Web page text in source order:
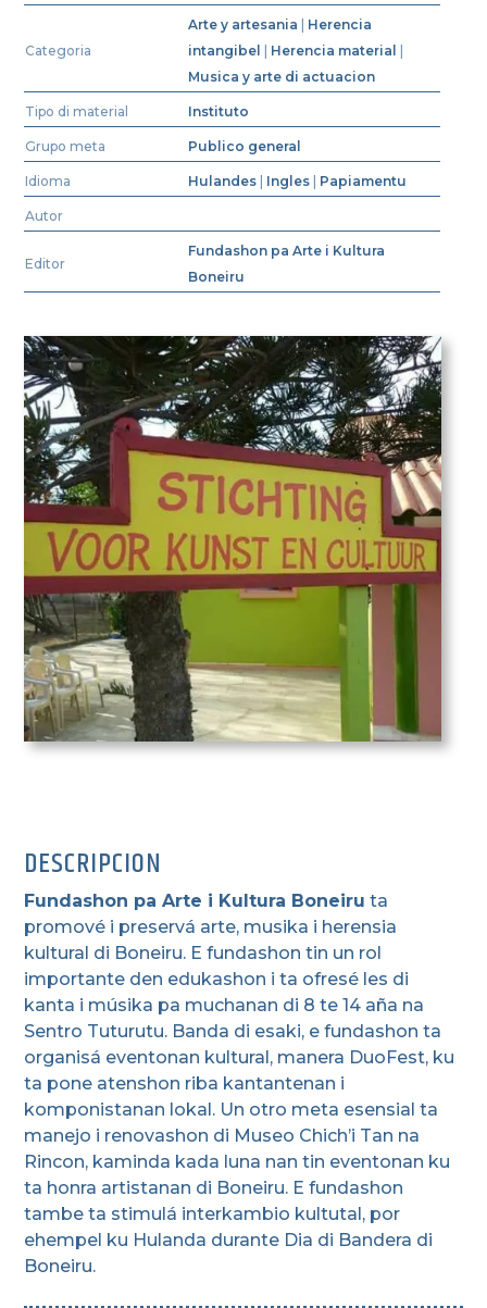
Categoria
Arte y artesania
Herencia
intangibel
Herencia material
Musica y arte di actuacion
Tipo di material Instituto
Grupo meta Publico general
Idioma Hulandes Ingles Papiamentu
Autor
Editor
Fundashon pa Arte i Kultura
Boneiru
DESCRIPCION
Fundashon pa Arte i Kultura Boneiru ta
promové i preservá arte, musika i herensia
kultural di Boneiru. E fundashon tin un rol
importante den edukashon i ta ofresé les di
kanta i músika pa muchanan di 8 te 14 aña na
Sentro Tuturutu. Banda di esaki, e fundashon ta
organisá eventonan kultural, manera DuoFest, ku
ta pone atenshon riba kantantenan i
komponistanan lokal. Un otro meta esensial ta
manejo i renovashon di Museo Chich’i Tan na
Rincon, kaminda kada luna nan tin eventonan ku
ta honra artistanan di Boneiru. E fundashon
tambe ta stimulá interkambio kultutal, por
ehempel ku Hulanda durante Dia di Bandera di
Boneiru.